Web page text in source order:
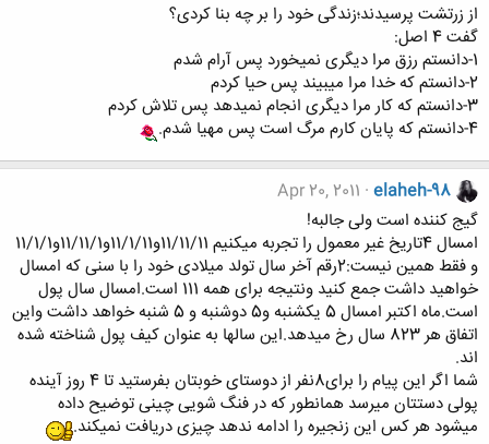
از زرتشت پرسیدند؛زندگی خود را بر چه بنا کردی؟
گفت 4 اصل:
1-دانستم رزق مرا دیگری نمیخورد پس آرام شدم
2-دانستم که خدا مرا میبیند پس حیا کردم
3-دانستم که کار مرا دیگری انجام نمیدهد پس تلاش کردم
4-دانستم که پایان کارم مرگ است پس مهیا شدم.
elaheh-98
Apr 20, 2011
گیج کننده است ولی جالبه!
امسال 4تاریخ غیر معمول را تجربه میکنیم 11/11/11و11/1/11و11/11/1و11/1/1
و فقط همین نیست:2رقم آخر سال تولد میلادی خود را با سنی که امسال
خواهید داشت جمع کنید ونتیجه برای همه 111 است.امسال سال پول
است.ماه اکتبر امسال 5 یکشنبه و5 دوشنبه و 5 شنبه خواهد داشت واین
اتفاق هر 823 سال رخ میدهد.این سالها به عنوان کیف پول شناخته شده
اند.
شما اگر این پیام را برای8نفر از دوستای خوبتان بفرستید تا 4 روز آینده
پولی دستتان میرسد همانطور که در فنگ شویی چینی توضیح داده
میشود هر کس این زنجیره را ادامه ندهد چیزی دریافت نمیکند.